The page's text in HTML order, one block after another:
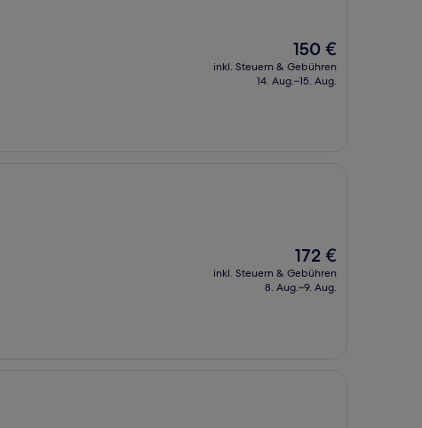
Der
Preis
beträgt
150 €
inkl. Steuern & Gebühren
14. Aug.–15. Aug.
Der
Preis
beträgt
172 €
inkl. Steuern & Gebühren
8. Aug.–9. Aug.